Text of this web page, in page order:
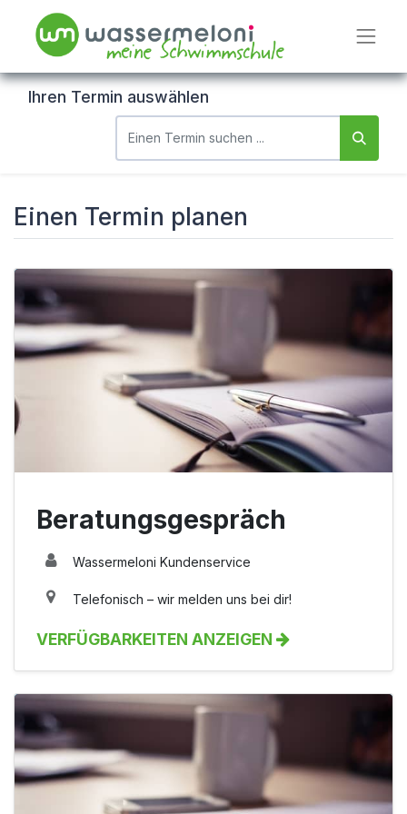
Ihren Termin auswählen
Einen Termin planen
Beratungsgespräch
Wassermeloni Kundenservice
Telefonisch – wir melden uns bei dir!
VERFÜGBARKEITEN ANZEIGEN